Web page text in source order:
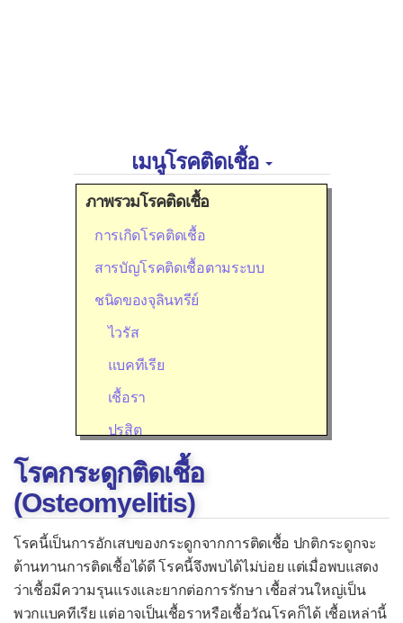
เมนูโรคติดเชื้อ
ภาพรวมโรคติดเชื้อ
การเกิดโรคติดเชื้อ
สารบัญโรคติดเชื้อตามระบบ
ชนิดของจุลินทรีย์
ไวรัส
แบคทีเรีย
เชื้อรา
ปรสิต
เชื้ออื่น ๆ
อาการของโรคติดเชื้อ
กล้ามเนื้อหัวใจอักเสบจากไวรัส
ไข้เลือดออก
โรคกระดูกติดเชื้อ
(Osteomyelitis)
โรคนี้เป็นการอักเสบของกระดูกจากการติดเชื้อ ปกติกระดูกจะ
ต้านทานการติดเชื้อได้ดี โรคนี้จึงพบได้ไม่บ่อย แต่เมื่อพบแสดง
ว่าเชื้อมีความรุนแรงและยากต่อการรักษา เชื้อส่วนใหญ่เป็น
พวกแบคทีเรีย แต่อาจเป็นเชื้อราหรือเชื้อวัณโรคก็ได้ เชื้อเหล่านี้